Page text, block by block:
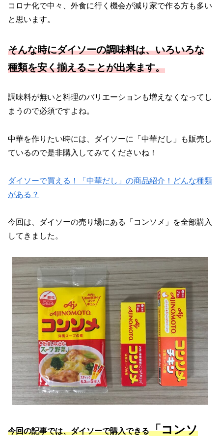
コロナ化で中々、外食に行く機会が減り家で作る方も多い
と思います。
そんな時にダイソーの調味料は、いろいろな
種類を安く揃えることが出来ます。
調味料が無いと料理のバリエーションも増えなくなってし
まうので必須ですよね。
中華を作りたい時には、ダイソーに「中華だし」も販売し
ているので是非購入してみてくださいね！
ダイソーで買える！「中華だし」の商品紹介！どんな種類
がある？
今回は、ダイソーの売り場にある「コンソメ」を全部購入
してきました。
今回の記事では、ダイソーで購入できる「コンソ